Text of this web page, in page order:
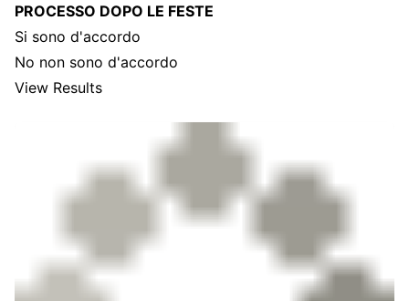
PROCESSO DOPO LE FESTE
Si sono d'accordo
No non sono d'accordo
View Results